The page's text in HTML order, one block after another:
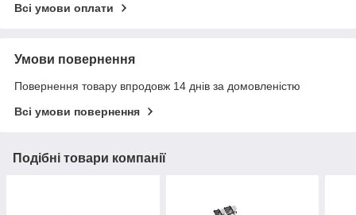
Всі умови оплати
Умови повернення
Повернення товару впродовж 14 днів за домовленістю
Всі умови повернення
Подібні товари компанії